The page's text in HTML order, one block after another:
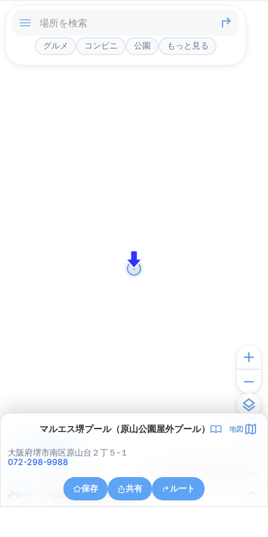
グルメ コンビニ 公園 もっと見る
マルエス堺プール（原山公園屋外プール） 地図
大阪府堺市南区原山台２丁５-１
072-298-9988
保存 共有 ルート
大阪府堺市南区新檜尾台２丁２
アプリで見る